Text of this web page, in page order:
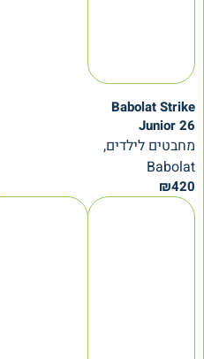
Babolat Strike
Junior 26
מחבטים לילדים,
Babolat
₪420